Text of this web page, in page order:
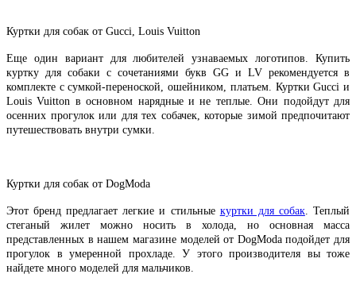
Куртки для собак от Gucci, Louis Vuitton
Еще один вариант для любителей узнаваемых логотипов. Купить
куртку для собаки с сочетаниями букв GG и LV рекомендуется в
комплекте с сумкой-переноской, ошейником, платьем. Куртки Gucci и
Louis Vuitton в основном нарядные и не теплые. Они подойдут для
осенних прогулок или для тех собачек, которые зимой предпочитают
путешествовать внутри сумки.
Куртки для собак от DogModa
Этот бренд предлагает легкие и стильные куртки для собак. Теплый
стеганый жилет можно носить в холода, но основная масса
представленных в нашем магазине моделей от DogModa подойдет для
прогулок в умеренной прохладе. У этого производителя вы тоже
найдете много моделей для мальчиков.